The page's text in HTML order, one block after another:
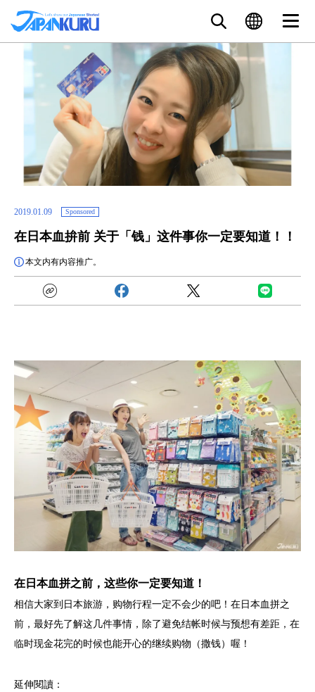
2019.01.09 Sponsored
在日本血拚前 关于「钱」这件事你一定要知道！！
本文内有内容推广。
在日本血拼之前，这些你一定要知道！
相信大家到日本旅游，购物行程一定不会少的吧！在日本血拼之
前，最好先了解这几件事情，除了避免结帐时候与预想有差距，在
临时现金花完的时候也能开心的继续购物（撒钱）喔！
延伸閱讀：